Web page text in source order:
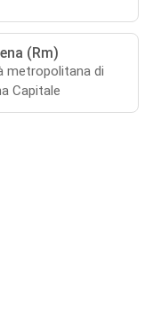
(Rm)
metropolitana di
Capitale